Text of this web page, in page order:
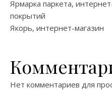
Ярмарка паркета,
покрытий
Якорь, интернет-магазин
Нет комментариев для